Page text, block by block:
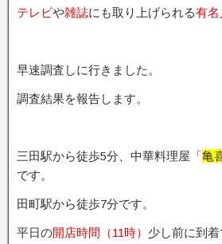
テレビや雑誌にも取り上げられる有
早速調査しに行きました。
調査結果を報告します。
三田駅から徒歩5分、中華料理屋「亀
です。
田町駅から徒歩7分です。
平日の開店時間（11時） 少し前に到着